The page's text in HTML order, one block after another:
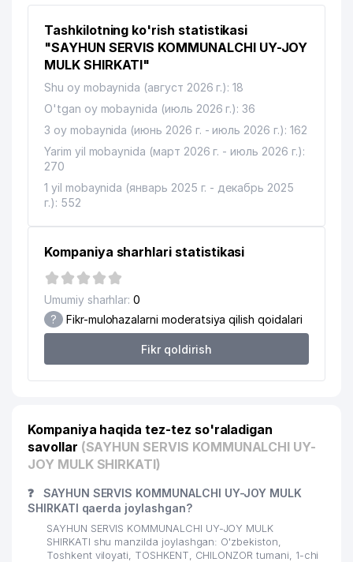
Tashkilotning ko'rish statistikasi
"SAYHUN SERVIS KOMMUNALCHI UY-JOY
MULK SHIRKATI"
Shu oy mobaynida (август 2026 г.): 18
O'tgan oy mobaynida (июль 2026 г.): 36
3 oy mobaynida (июнь 2026 г. - июль 2026 г.): 162
Yarim yil mobaynida (март 2026 г. - июль 2026 г.):
270
1 yil mobaynida (январь 2025 г. - декабрь 2025
г.): 552
Kompaniya sharhlari statistikasi
Umumiy sharhlar: 0
? Fikr-mulohazalarni moderatsiya qilish qoidalari
Fikr qoldirish
Kompaniya haqida tez-tez so'raladigan
savollar (SAYHUN SERVIS KOMMUNALCHI UY-
JOY MULK SHIRKATI)
❓
SAYHUN SERVIS KOMMUNALCHI UY-JOY MULK
SHIRKATI qaerda joylashgan?
SAYHUN SERVIS KOMMUNALCHI UY-JOY MULK
SHIRKATI shu manzilda joylashgan: O'zbekiston,
Toshkent viloyati, TOSHKENT, CHILONZOR tumani, 1-chi